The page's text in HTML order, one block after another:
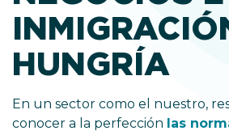
HUNGRÍA
En un sector como el nuestro,
conocer a la perfección las